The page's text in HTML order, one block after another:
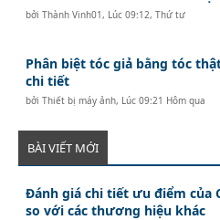
bởiThành Vinh01, Lúc 09:12, Thứ tư
Phân biệt tóc giả bằng tóc
chi tiết
bởiThiết bị máy ảnh, Lúc 09:21 Hôm qua
BÀI VIẾT MỚI
Đánh giá chi tiết ưu điểm của
so với các thương hiệu khác